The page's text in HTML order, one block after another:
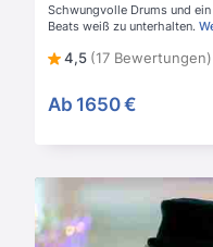
Schwungvolle Drums und
Beats weiß zu unterhalten.
4,5 (17 Bewertungen)
Ab 1650 €